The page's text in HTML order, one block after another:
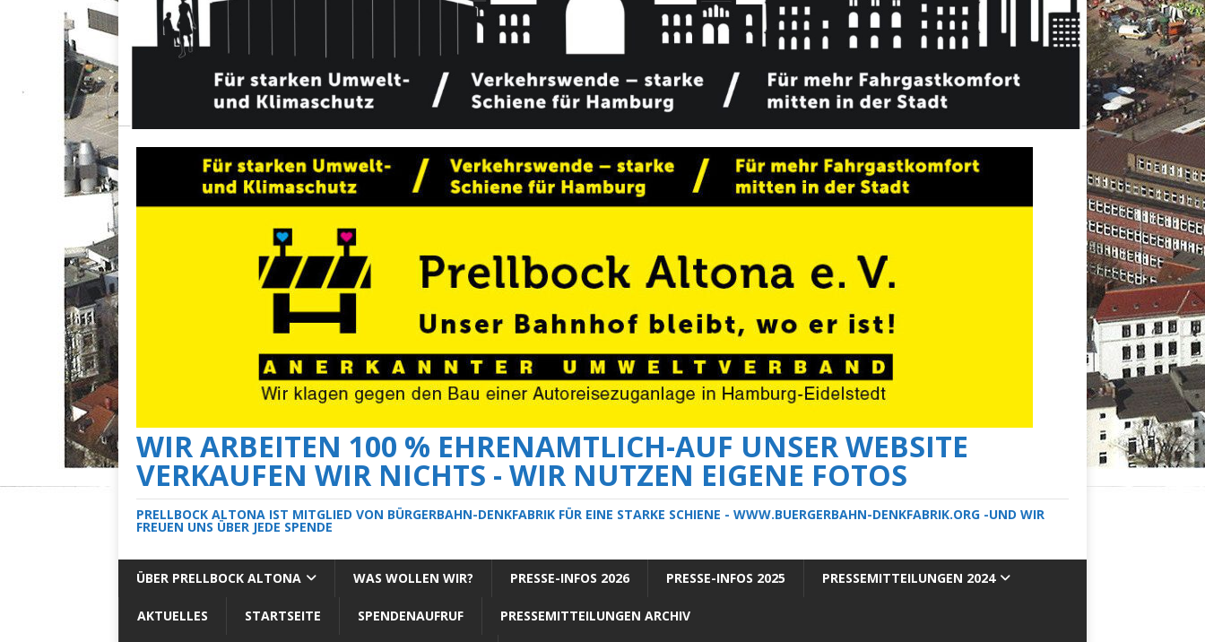
WIR ARBEITEN 100 % EHRENAMTLICH-AUF UNSER WEBSITE
VERKAUFEN WIR NICHTS - WIR NUTZEN EIGENE FOTOS
PRELLBOCK ALTONA IST MITGLIED VON BÜRGERBAHN-DENKFABRIK FÜR EINE STARKE SCHIENE - WWW.BUERGERBAHN-DENKFABRIK.ORG -UND WIR
FREUEN UNS ÜBER JEDE SPENDE
ÜBER PRELLBOCK ALTONA WAS WOLLEN WIR? PRESSE-INFOS 2026 PRESSE-INFOS 2025 PRESSEMITTEILUNGEN 2024
AKTUELLES STARTSEITE SPENDENAUFRUF PRESSEMITTEILUNGEN ARCHIV